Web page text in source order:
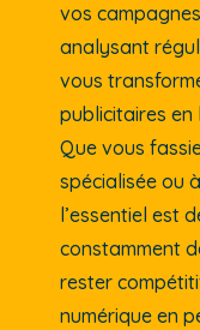
vos
analysant
vous
publicitaires en
Que vous
spécialisée ou
l’essentiel est
constamment
rester
numérique en